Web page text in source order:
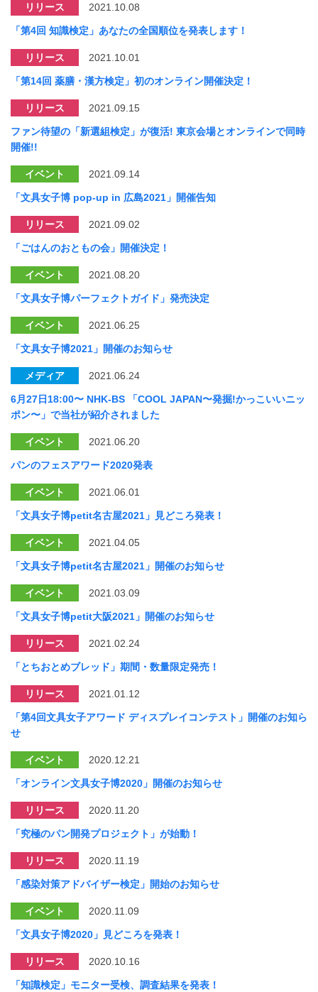
リリース 2021.10.08
「第4回 知識検定」あなたの全国順位を発表します！
リリース 2021.10.01
「第14回 薬膳・漢方検定」初のオンライン開催決定！
リリース 2021.09.15
ファン待望の「新選組検定」が復活! 東京会場とオンラインで同時
開催!!
イベント 2021.09.14
「文具女子博 pop-up in 広島2021」開催告知
リリース 2021.09.02
「ごはんのおともの会」開催決定！
イベント 2021.08.20
「文具女子博パーフェクトガイド」発売決定
イベント 2021.06.25
「文具女子博2021」開催のお知らせ
メディア 2021.06.24
6月27日18:00〜 NHK-BS 「COOL JAPAN〜発掘!かっこいいニッ
ポン〜」で当社が紹介されました
イベント 2021.06.20
パンのフェスアワード2020発表
イベント 2021.06.01
「文具女子博petit名古屋2021」見どころ発表！
イベント 2021.04.05
「文具女子博petit名古屋2021」開催のお知らせ
イベント 2021.03.09
「文具女子博petit大阪2021」開催のお知らせ
リリース 2021.02.24
「とちおとめブレッド」期間・数量限定発売！
リリース 2021.01.12
「第4回文具女子アワード ディスプレイコンテスト」開催のお知ら
せ
イベント 2020.12.21
「オンライン文具女子博2020」開催のお知らせ
リリース 2020.11.20
「究極のパン開発プロジェクト」が始動！
リリース 2020.11.19
「感染対策アドバイザー検定」開始のお知らせ
イベント 2020.11.09
「文具女子博2020」見どころを発表！
リリース 2020.10.16
「知識検定」モニター受検、調査結果を発表！